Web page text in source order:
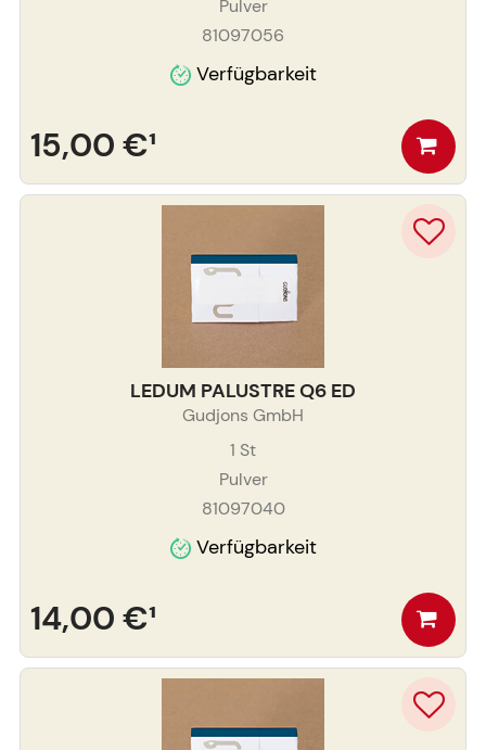
Pulver
81097056
Verfügbarkeit
15,00 €¹
LEDUM PALUSTRE Q6 ED
Gudjons GmbH
1 St
Pulver
81097040
Verfügbarkeit
14,00 €¹